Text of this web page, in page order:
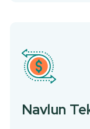
Navlun